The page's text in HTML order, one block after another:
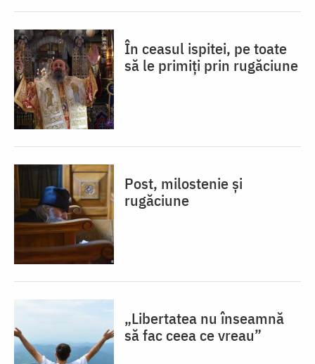
În ceasul ispitei, pe toate
să le primiți prin rugăciune
Post, milostenie și
rugăciune
„Libertatea nu înseamnă
să fac ceea ce vreau”